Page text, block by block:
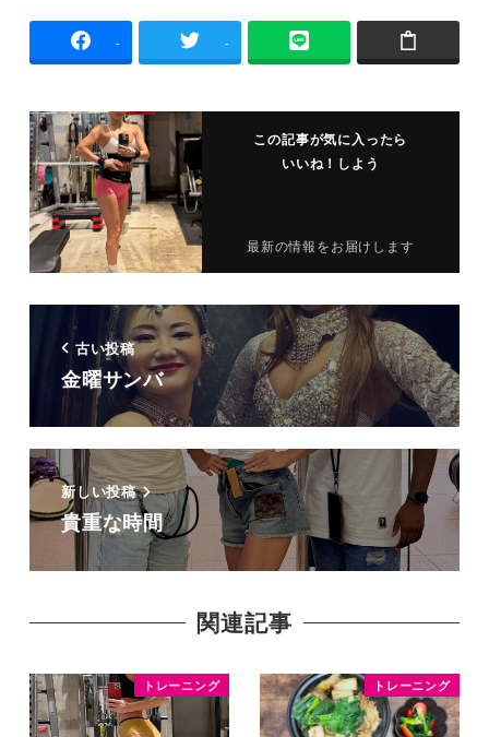
- -
この記事が気に入ったら
いいね！しよう
最新の情報をお届けします
古い投稿
金曜サンバ
新しい投稿
貴重な時間
関連記事
トレーニング トレーニング